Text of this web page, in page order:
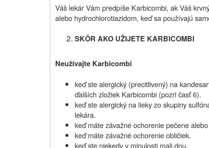
Váš lekár Vám predpíše Karbicombi, ak Váš
alebo hydrochlorotiazidom, keď sa používajú
SKÔR AKO UŽIJETE KARBICOMBI
Neužívajte Karbicombi
keď ste alergický (precitlivený) na
ďalších zložiek Karbicombi (pozri časť 6).
keď ste alergický na lieky zo skupiny
lekára.
keď máte závažné ochorenie pečene
keď máte závažné ochorenie obličiek.
keď ste niekedy v minulosti mali dnu.